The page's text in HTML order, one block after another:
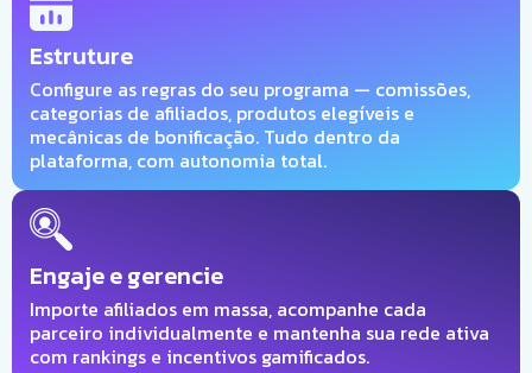
Estruture
Configure as regras do seu programa — comissões,
categorias de afiliados, produtos elegíveis e
mecânicas de bonificação. Tudo dentro da
plataforma, com autonomia total.
Engaje e gerencie
Importe afiliados em massa, acompanhe cada
parceiro individualmente e mantenha sua rede ativa
com rankings e incentivos gamificados.